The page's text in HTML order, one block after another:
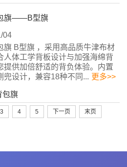
旗——B型旗
04
旗 B型旗 ，采用高品质牛津布材
人体工学背板设计与加强海绵背
提供加倍舒适的背负体验。内置
兜设计，兼容18种不同... 更多>>
包旗
3 4 5 下一页 末页